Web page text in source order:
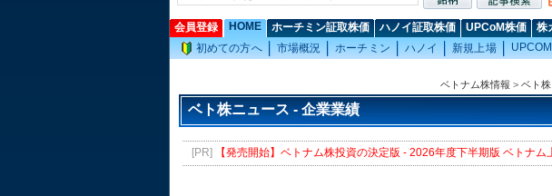
会員登録
HOME ホーチミン証取株価 ハノイ証取株価 UPCoM株価 株
初めての方へ
市場概況 ホーチミン ハノイ 新規上場 UPCOM
ベトナム株情報 > ベト
ベト株ニュース - 企業業績
[PR] 【発売開始】ベトナム株投資の決定版 - 2026年度下半期版 ベトナ